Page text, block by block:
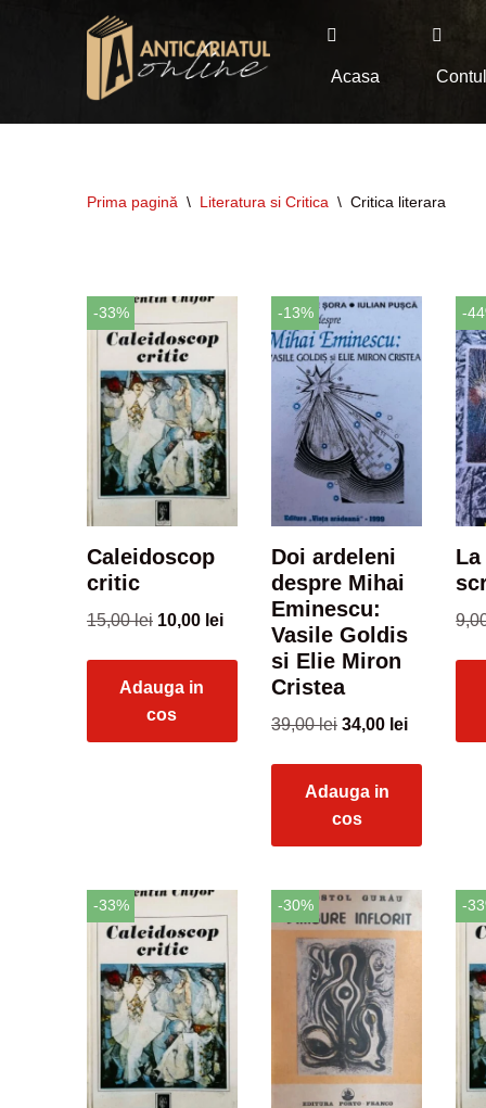
Acasa
Prima pagină \ Literatura si Critica \ Critica literara
-33%
Caleidoscop
critic
15,00lei 10,00 lei
Adauga in
cos
-13%
Doi ardeleni
despre Mihai
Eminescu:
Vasile Goldis
si Elie Miron
Cristea
39,00lei 34,00 lei
Adauga in
cos
-
-33% -30% -